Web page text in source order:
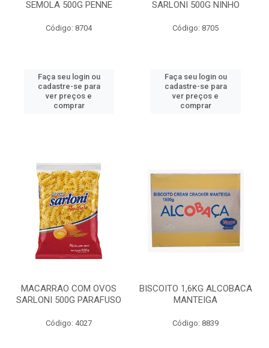
SEMOLA 500G PENNE
Código: 8704
Faça seu login ou
cadastre-se para
ver preços e
comprar
SARLONI 500G NINHO
Código: 8705
Faça seu login ou
cadastre-se para
ver preços e
comprar
MACARRAO COM OVOS
SARLONI 500G PARAFUSO
Código: 4027
BISCOITO 1,6KG ALCOBACA
MANTEIGA
Código: 8839